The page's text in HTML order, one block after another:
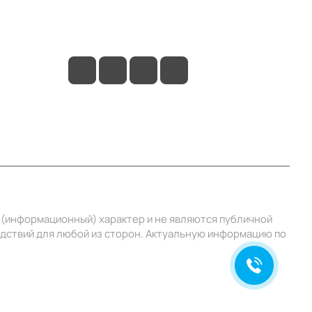
характер и не являются публичной
для любой из сторон. Актуальную информацию по